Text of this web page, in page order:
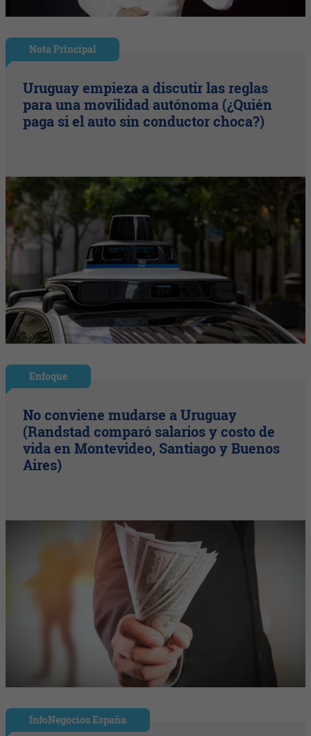
Nota Principal
Uruguay empieza a discutir las reglas
para una movilidad autónoma (¿Quién
paga si el auto sin conductor choca?)
Enfoque
No conviene mudarse a Uruguay
(Randstad comparó salarios y costo de
vida en Montevideo, Santiago y Buenos
Aires)
InfoNegocios España